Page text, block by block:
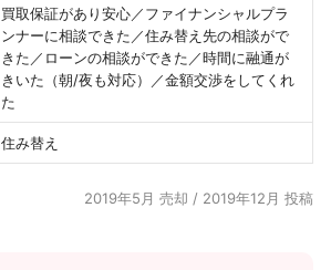
買取保証があり安心／ファイナンシャルプラ
ンナーに相談できた／住み替え先の相談がで
きた／ローンの相談ができた／時間に融通が
きいた（朝/夜も対応）／金額交渉をしてくれ
た
住み替え
2019年5月 売却 / 2019年12月 投稿